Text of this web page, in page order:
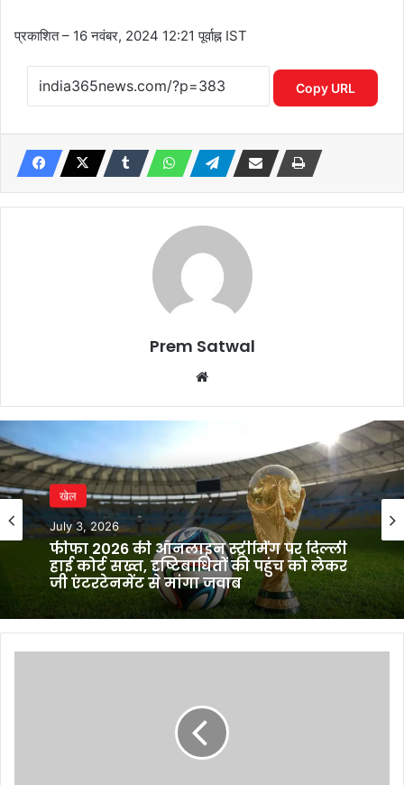
प्रकाशित– 16 नवंबर, 2024 12:21 पूर्वाह्न IST
Copy URL
Prem Satwal
खेल
July 3, 2026
फीफा 2026 की ऑनलाइन स्ट्रीमिंग पर दिल्ली
हाई कोर्ट सख्त, दृष्टिबाधितों की पहुंच को लेकर
जी एंटरटेनमेंट से मांगा जवाब